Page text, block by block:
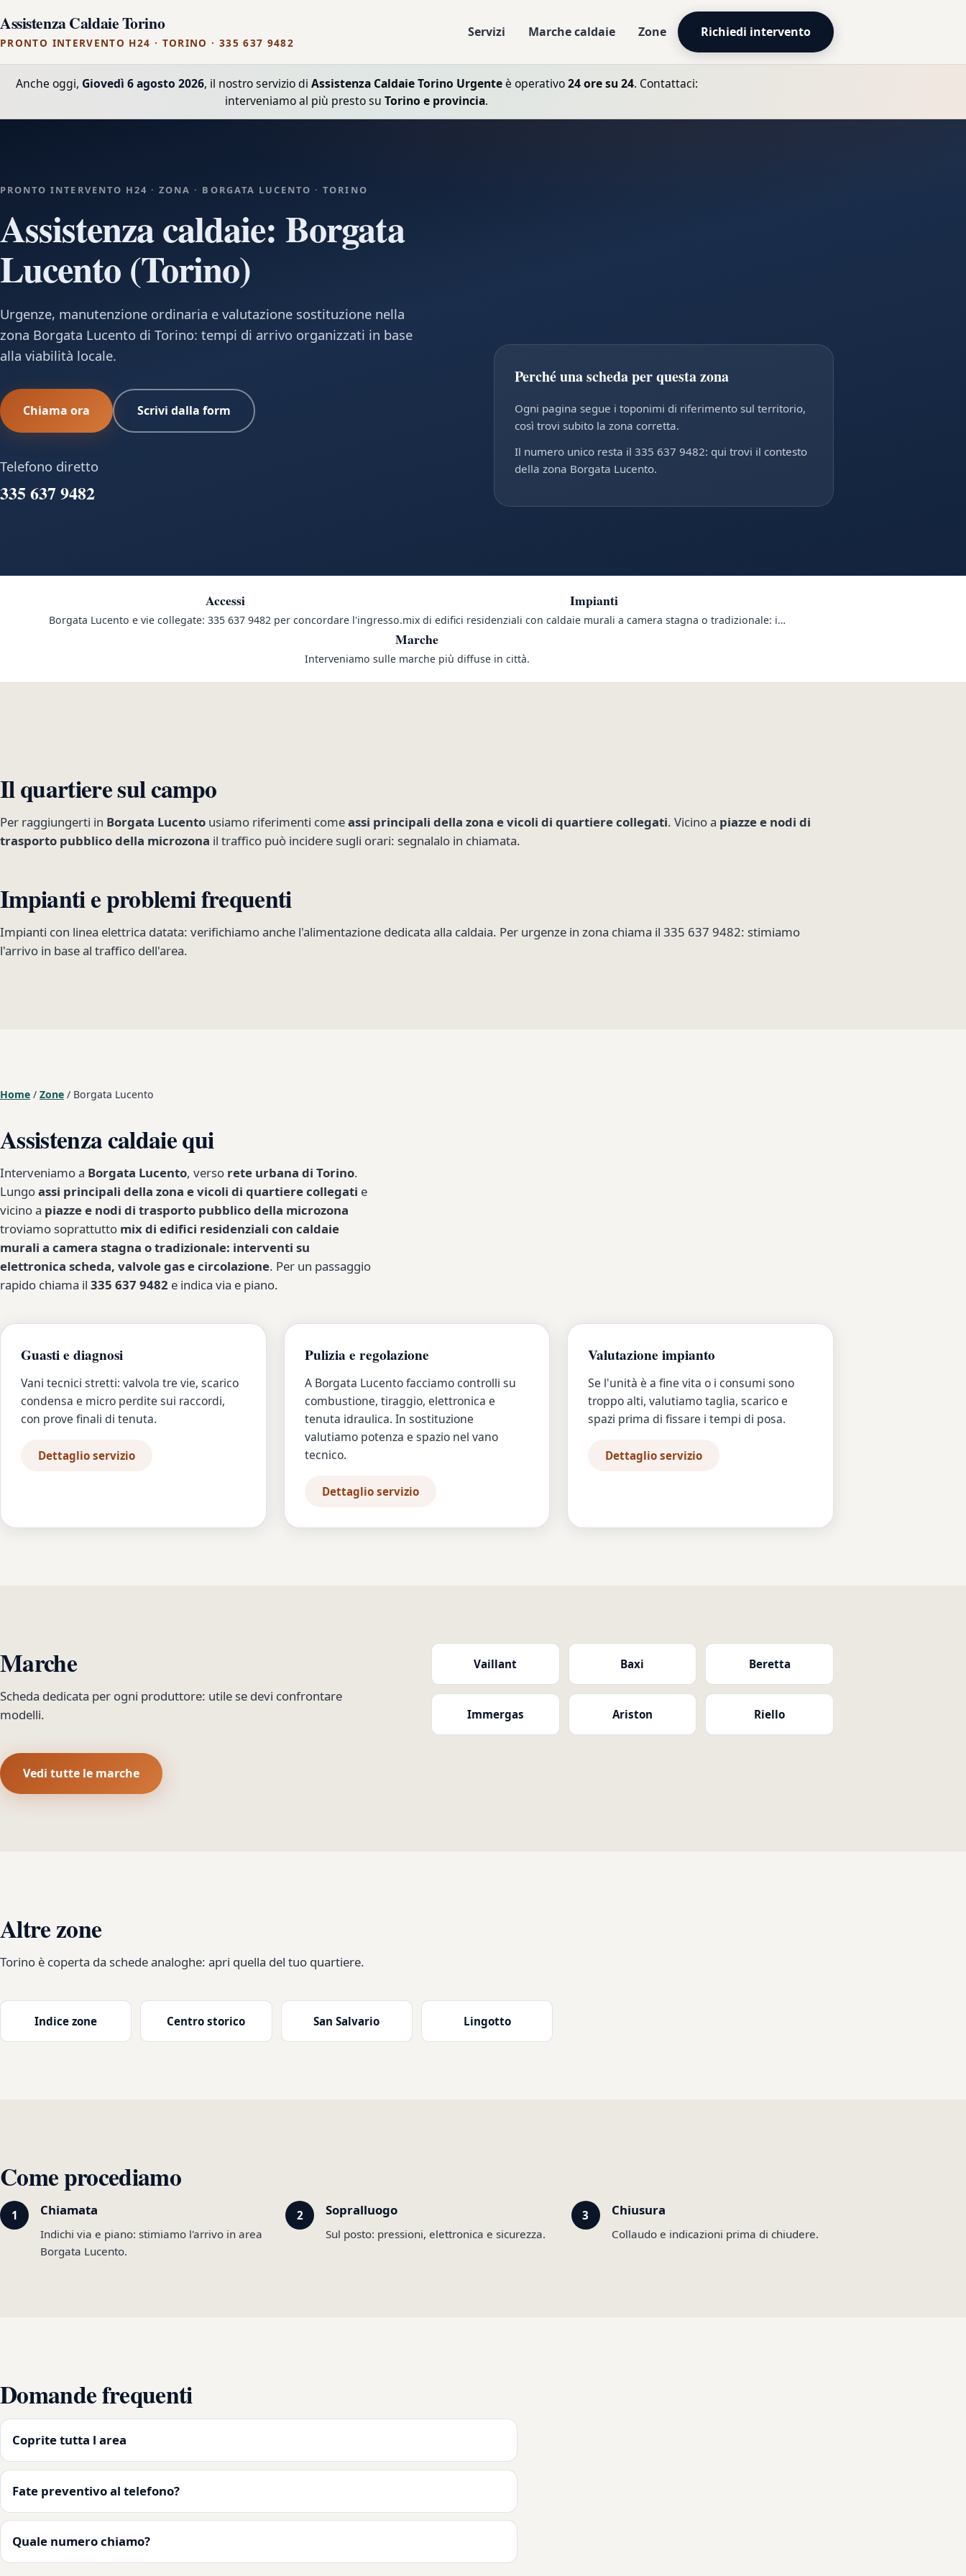
Assistenza Caldaie Torino
PRONTO INTERVENTO H24 · TORINO · 335 637 9482
Servizi Marche caldaie Zone Richiedi intervento
Anche oggi, Giovedì 6 agosto 2026, il nostro servizio di Assistenza Caldaie Torino Urgenteè operativo24 ore su 24. Contattaci:
interveniamo al più presto su Torino e provincia.
PRONTO INTERVENTO H24 · ZONA · BORGATA LUCENTO · TORINO
Assistenza caldaie: Borgata
Lucento (Torino)
Urgenze, manutenzione ordinaria e valutazione sostituzione nella
zona Borgata Lucento di Torino: tempi di arrivo organizzati in base
alla viabilità locale.
Chiama ora Scrivi dalla form
Telefono diretto
335 637 9482
Perché una scheda per questa zona
Ogni pagina segue i toponimi di riferimento sul territorio,
così trovi subito la zona corretta.
Il numero unico resta il 335 637 9482: qui trovi il contesto
della zona Borgata Lucento.
Accessi
Borgata Lucento e vie collegate: 335 637 9482 per concordare l'ingresso.
Impianti
mix di edifici residenziali con caldaie murali a camera stagna o tradizionale: i…
Marche
Interveniamo sulle marche più diffuse in città.
Il quartiere sul campo
Per raggiungerti in Borgata Lucento usiamo riferimenti comeassi principali della zona e vicoli di quartiere collegati. Vicino a piazze e nodi di
trasporto pubblico della microzona il traffico può incidere sugli orari: segnalalo in chiamata.
Impianti e problemi frequenti
Impianti con linea elettrica datata: verifichiamo anche l'alimentazione dedicata alla caldaia. Per urgenze in zona chiama il 335 637 9482: stimiamo
l'arrivo in base al traffico dell'area.
Home / Zone / Borgata Lucento
Assistenza caldaie qui
Interveniamo a Borgata Lucento, verso rete urbana di Torino.
Lungoassi principali della zona e vicoli di quartiere collegati e
vicino a piazze e nodi di trasporto pubblico della microzona
troviamo soprattutto mix di edifici residenziali con caldaie
murali a camera stagna o tradizionale: interventi su
elettronica scheda, valvole gas e circolazione. Per un passaggio
rapido chiama il 335 637 9482 e indica via e piano.
Guasti e diagnosi
Vani tecnici stretti: valvola tre vie, scarico
condensa e micro perdite sui raccordi,
con prove finali di tenuta.
Dettaglio servizio
Pulizia e regolazione
A Borgata Lucento facciamo controlli su
combustione, tiraggio, elettronica e
tenuta idraulica. In sostituzione
valutiamo potenza e spazio nel vano
tecnico.
Dettaglio servizio
Valutazione impianto
Se l'unità è a fine vita o i consumi sono
troppo alti, valutiamo taglia, scarico e
spazi prima di fissare i tempi di posa.
Dettaglio servizio
Marche
Scheda dedicata per ogni produttore: utile se devi confrontare
modelli.
Vedi tutte le marche
Vaillant Baxi Beretta
Immergas Ariston Riello
Altre zone
Torino è coperta da schede analoghe: apri quella del tuo quartiere.
Indice zone Centro storico San Salvario Lingotto
Come procediamo
Chiamata
Indichi via e piano: stimiamo l'arrivo in area
Borgata Lucento.
Sopralluogo
Sul posto: pressioni, elettronica e sicurezza.
Chiusura
Collaudo e indicazioni prima di chiudere.
Domande frequenti
Coprite tutta l area
Fate preventivo al telefono?
Quale numero chiamo?